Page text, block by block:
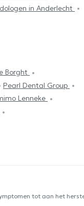
in Anderlecht
Borght
Pearl Dental Group
Lenneke
tot aan het